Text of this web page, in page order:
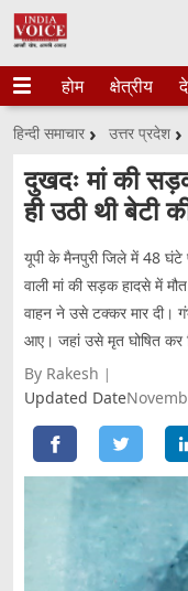
होम क्षेत्रीय
हिन्दी समाचार उत्तर प्रदेश
दुखदः मां की
ही उठी थी बेटी
यूपी के मैनपुरी जिले में 48 घंटे
वाली मां की सड़क हादसे में
वाहन ने उसे टक्कर मार दी।
आए। जहां उसे मृत घोषित कर
By Rakesh
Updated Date